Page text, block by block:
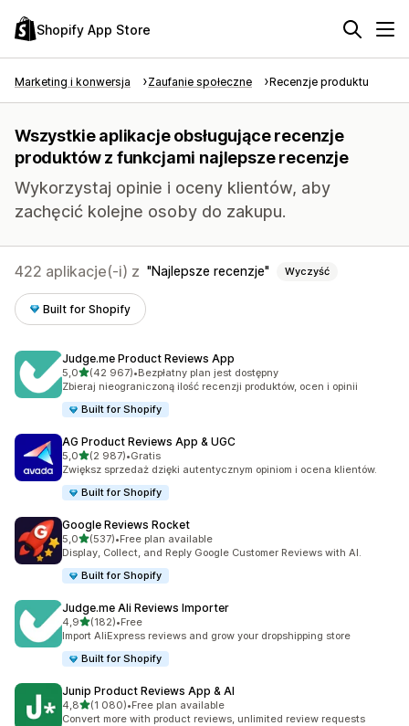
Shopify App Store
Marketing i konwersja Zaufanie społeczne Recenzje produktu
Wszystkie aplikacje obsługujące recenzje
produktów z funkcjami najlepsze recenzje
Wykorzystaj opinie i oceny klientów, aby
zachęcić kolejne osoby do zakupu.
422 aplikacje(-i) z Najlepsze recenzje Wyczyść
Built for Shopify
Judge.me Product Reviews App
5,0na 5 gwiazdek
(42 967)
Łączna liczba recenzji: 42967
•Bezpłatny plan jest dostępny
Zbieraj nieograniczoną ilość recenzji produktów, ocen i opinii
Built for Shopify
AG Product Reviews App & UGC
5,0na 5 gwiazdek
(2 987)
Łączna liczba recenzji: 2987
•Gratis
Zwiększ sprzedaż dzięki autentycznym opiniom i ocena klientów.
Built for Shopify
Google Reviews Rocket
5,0na 5 gwiazdek
(537)
Łączna liczba recenzji: 537
•Free plan available
Display, Collect, and Reply Google Customer Reviews with AI.
Built for Shopify
Judge.me Ali Reviews Importer
4,9na 5 gwiazdek
(182)
Łączna liczba recenzji: 182
•Free
Import AliExpress reviews and grow your dropshipping store
Built for Shopify
Junip Product Reviews App & AI
4,8na 5 gwiazdek
(1 080)
Łączna liczba recenzji: 1080
•Free plan available
Convert more with product reviews, unlimited review requests